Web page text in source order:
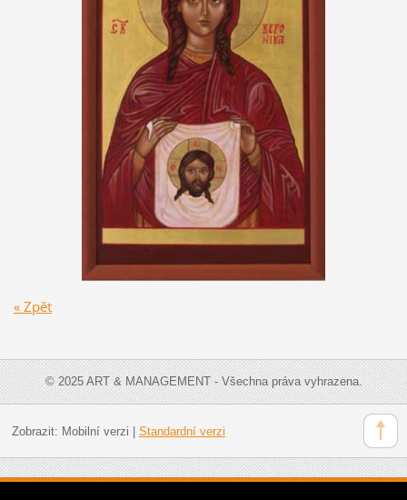
« Zpět
© 2025 ART & MANAGEMENT - Všechna práva vyhrazena.
Zobrazit: Mobilní verzi Standardní verzi